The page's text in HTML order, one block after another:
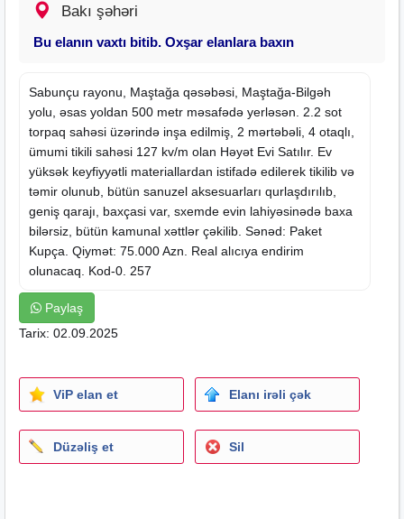
Bakı şəhəri
Bu elanın vaxtı bitib. Oxşar elanlara baxın
Sabunçu rayonu, Maştağa qəsəbəsi, Maştağa-Bilgəh
yolu, əsas yoldan 500 metr məsafədə yerləsən. 2.2 sot
torpaq sahəsi üzərində inşa edilmiş, 2 mərtəbəli, 4 otaqlı,
ümumi tikili sahəsi 127 kv/m olan Həyət Evi Satılır. Ev
yüksək keyfiyyətli materiallardan istifadə edilerek tikilib və
təmir olunub, bütün sanuzel aksesuarları qurlaşdırılıb,
geniş qarajı, baxçasi var, sxemde evin lahiyəsinədə baxa
bilərsiz, bütün kamunal xəttlər çəkilib. Sənəd: Paket
Kupça. Qiymət: 75.000 Azn. Real alıcıya endirim
olunacaq. Kod-0. 257
Paylaş
Tarix: 02.09.2025
ViP elan et Elanı irəli çək
Düzəliş et Sil